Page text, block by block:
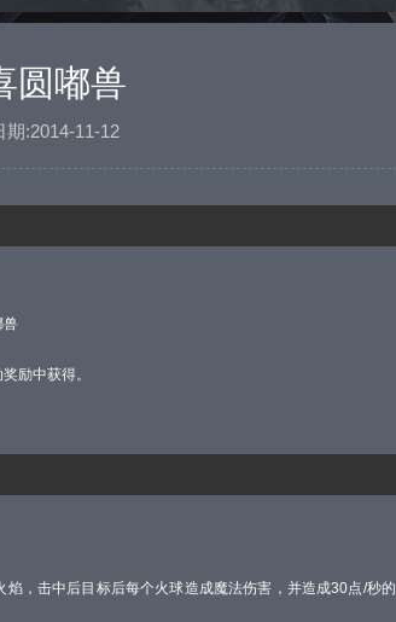
圆嘟兽
期:2014-11-12
兽
励中获得。
，击中后目标后每个火球造成魔法伤害，并造成30点/秒的